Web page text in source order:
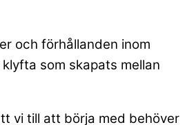
och förhållanden inom
som skapats mellan
vi till att börja med behöver